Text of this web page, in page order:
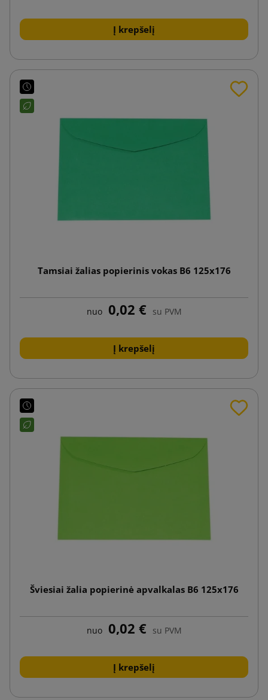
Į krepšelį
Tamsiai žalias popierinis vokas B6 125x176
nuo 0,02 € su PVM
Į krepšelį
Šviesiai žalia popierinė apvalkalas B6 125x176
nuo 0,02 € su PVM
Į krepšelį